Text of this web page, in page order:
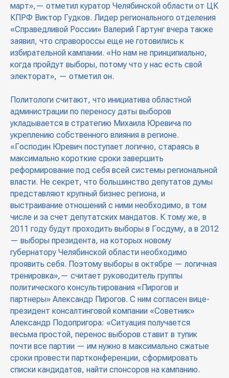
март»,— отметил куратор Челябинской области от ЦК
КПРФ Виктор Гудков. Лидер регионального отделения
«Справедливой России» Валерий Гартунг вчера также
заявил, что справороссы еще не готовились к
избирательной кампании. «Но нам не принципиально,
когда пройдут выборы, потому что у нас есть свой
электорат», — отметил он.
Политологи считают, что инициатива областной
администрации по переносу даты выборов
укладывается в стратегию Михаила Юревича по
укреплению собственного влияния в регионе.
«Господин Юревич поступает логично, стараясь в
максимально короткие сроки завершить
реформирование под себя всей системы региональной
власти. Не секрет, что большинство депутатов думы
представляют крупный бизнес региона, и
выстраивание отношений с ними необходимо, в том
числе и за счет депутатских мандатов. К тому же, в
2011 году будут проходить выборы в Госдуму, а в 2012
— выборы президента, на которых новому
губернатору Челябинской области необходимо
проявить себя. Поэтому выборы в октябре — логичная
тренировка»,— считает руководитель группы
политического консультирования «Пирогов и
партнеры» Александр Пирогов. С ним согласен вице-
президент консалтинговой компании «Советник»
Александр Подопригора: «Ситуация получается
весьма простой, перенос выборов ставит в тупик
почти все партии — им нужно в максимально сжатые
сроки провести партконференции, сформировать
списки кандидатов, найти спонсоров на кампанию.